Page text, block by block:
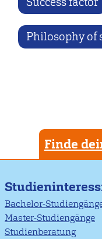
Philosophy of
Finde
Bachelor-
Master-Studiengänge
Studienberatung